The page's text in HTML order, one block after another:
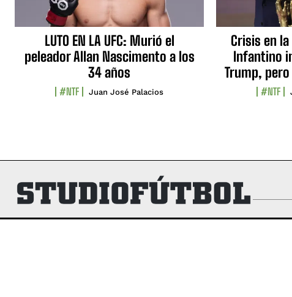
LUTO EN LA UFC: Murió el
peleador Allan Nascimento a los
34 años
#NTF Juan José Palacios
Crisis en la
Infantino
Trump,
#NTF